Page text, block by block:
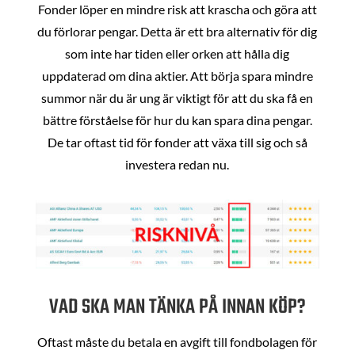
Fonder löper en mindre risk att krascha och göra att
du förlorar pengar. Detta är ett bra alternativ för dig
som inte har tiden eller orken att hålla dig
uppdaterad om dina aktier. Att börja spara mindre
summor när du är ung är viktigt för att du ska få en
bättre förståelse för hur du kan spara dina pengar.
De tar oftast tid för fonder att växa till sig och så
investera redan nu.
VAD SKA MAN TÄNKA PÅ INNAN KÖP?
Oftast måste du betala en avgift till fondbolagen för